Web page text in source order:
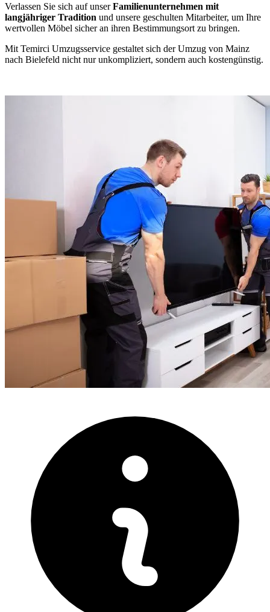
Verlassen Sie sich auf unserFamilienunternehmen mit
langjähriger Tradition und unsere geschulten Mitarbeiter, um Ihre
wertvollen Möbel sicher an ihren Bestimmungsort zu bringen.
Mit Temirci Umzugsservice gestaltet sich der Umzug von Mainz
nach Bielefeld nicht nur unkompliziert, sondern auch kostengünstig.